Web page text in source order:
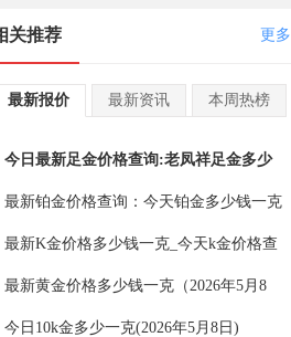
关推荐 更多
最新报价 最新资讯 本周热榜
今日最新足金价格查询:老凤祥足金多少
一克（2026年5月8日）
最新铂金价格查询：今天铂金多少钱一克
2026年5月8日）
最新K金价格多少钱一克_今天k金价格查
（2026年5月8日）
最新黄金价格多少钱一克（2026年5月8
）
今日10k金多少一克(2026年5月8日)